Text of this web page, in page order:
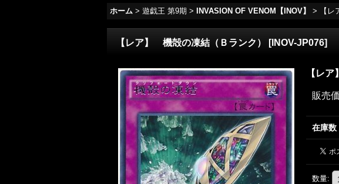
ホーム > 遊戯王 第9期 > INVASION OF VENOM【INOV】 > 【
【レア】 機殻の凍結（Ｂランク） [INOV-JP076]
【レ
販売
在庫数
数量: